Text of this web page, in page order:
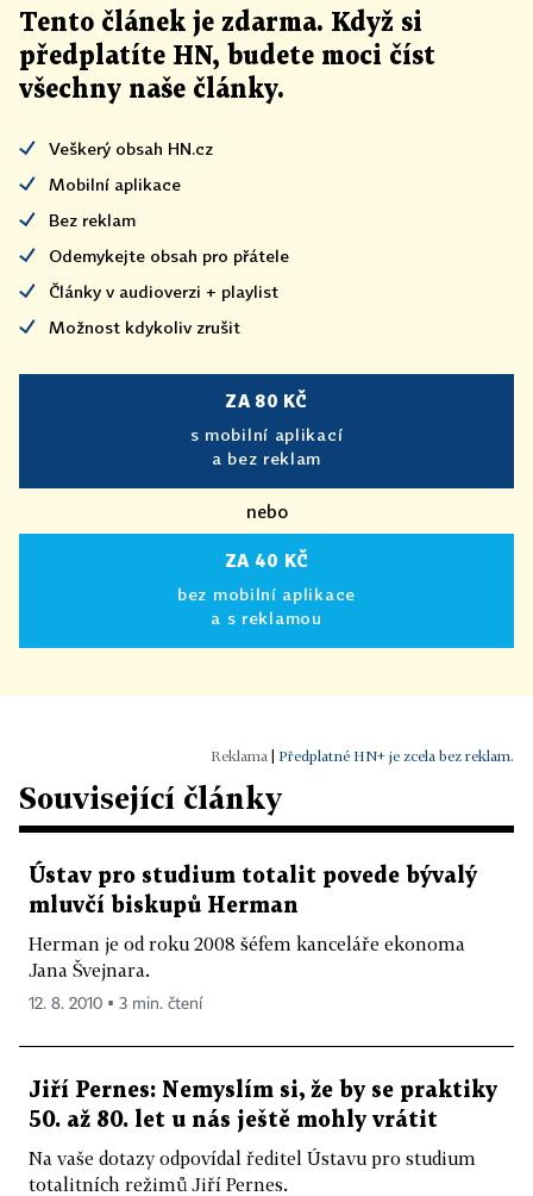
Tento článek je zdarma. Když si
předplatíte HN, budete moci číst
všechny naše články.
Veškerý obsah HN.cz
Mobilní aplikace
Bez reklam
Odemykejte obsah pro přátele
Články v audioverzi + playlist
Možnost kdykoliv zrušit
ZA 80 KČ
s mobilní aplikací
a bez reklam
nebo
ZA 40 KČ
bez mobilní aplikace
a s reklamou
Předplatné HN+ je zcela bez reklam.
Související články
Ústav pro studium totalit povede bývalý
mluvčí biskupů Herman
Herman je od roku 2008 šéfem kanceláře ekonoma
Jana Švejnara.
12. 8. 2010 ▪ 3 min. čtení
Jiří Pernes: Nemyslím si, že by se praktiky
50. až 80. let u nás ještě mohly vrátit
Na vaše dotazy odpovídal ředitel Ústavu pro studium
totalitních režimů Jiří Pernes.